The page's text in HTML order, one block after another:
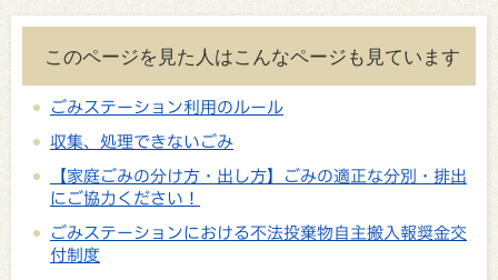
このページを見た人はこんなページも見ています
ごみステーション利用のルール
収集、処理できないごみ
【家庭ごみの分け方・出し方】ごみの適正な分別・排出
にご協力ください！
ごみステーションにおける不法投棄物自主搬入報奨金交
付制度